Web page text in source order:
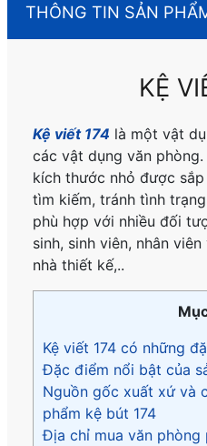
THÔNG TIN SẢN
KỆ
Kệ viết 174 là một vật
các vật dụng văn
kích thước nhỏ được
tìm kiếm, tránh tình
phù hợp với nhiều đối
sinh, sinh viên, nhân
nhà thiết kế,..
Kệ viết 174 có những
Đặc điểm nổi bật của
Nguồn gốc xuất xứ và
phẩm kệ bút 174
Địa chỉ mua văn phòng